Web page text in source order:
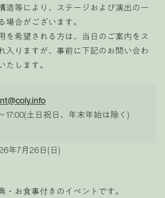
等により、ステージおよび演出の一
合がございます。
希望される方は、当日のご案内をス
入りますが、事前に下記のお問い合わ
します。
17:00(土日祝日、年末年始は除く)
年7月26日(日)
お食事付きのイベントです。